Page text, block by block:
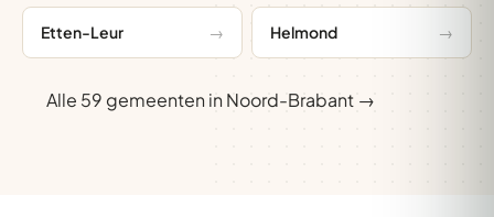
Etten-Leur Helmond
Alle 59 gemeenten in Noord-Brabant →